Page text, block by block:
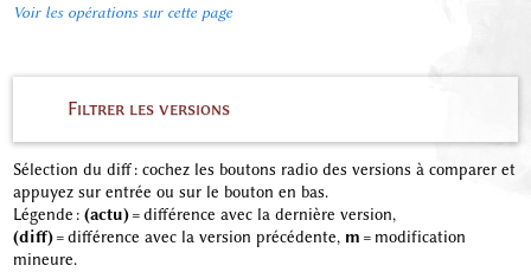
Voir les opérations sur cette page
Filtrer les versions
Sélection du diff : cochez les boutons radio des versions à comparer et
appuyez sur entrée ou sur le bouton en bas.
Légende : (actu)= différence avec la dernière version,
(diff)= différence avec la version précédente, m = modification
mineure.